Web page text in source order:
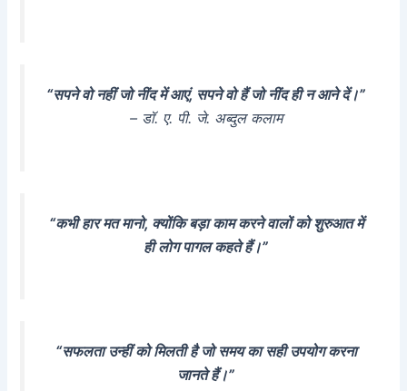
“सपने वो नहीं जो नींद में आएं, सपने वो हैं जो नींद ही न आने दें।”
– डॉ. ए. पी. जे. अब्दुल कलाम
“कभी हार मत मानो, क्योंकि बड़ा काम करने वालों को शुरुआत में
ही लोग पागल कहते हैं।”
“सफलता उन्हीं को मिलती है जो समय का सही उपयोग करना
जानते हैं।”